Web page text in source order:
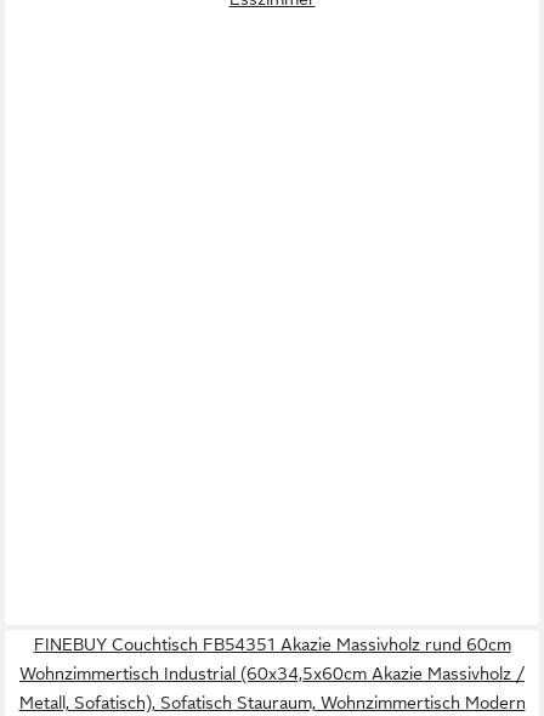
FINEBUY Couchtisch FB54351 Akazie Massivholz rund 60cm
Wohnzimmertisch Industrial (60x34,5x60cm Akazie Massivholz /
Metall, Sofatisch), Sofatisch Stauraum, Wohnzimmertisch Modern